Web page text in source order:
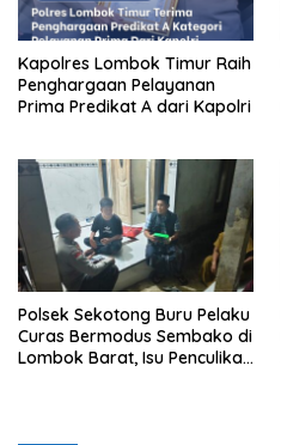
Kapolres Lombok Timur Raih
Penghargaan Pelayanan
Prima Predikat A dari Kapolri
Polsek Sekotong Buru Pelaku
Curas Bermodus Sembako di
Lombok Barat, Isu Penculikan